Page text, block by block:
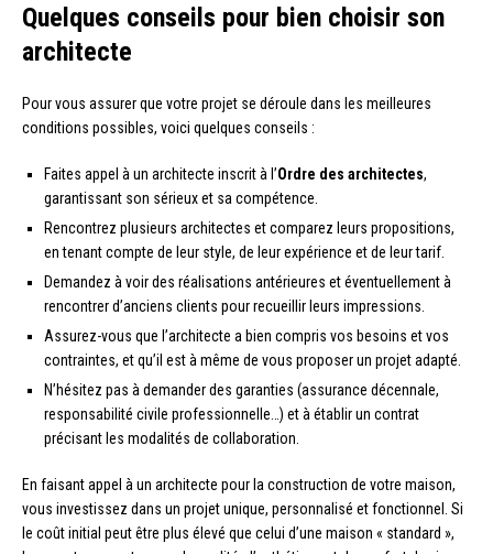
Quelques conseils pour bien choisir son
architecte
Pour vous assurer que votre projet se déroule dans les meilleures
conditions possibles, voici quelques conseils :
Faites appel à un architecte inscrit à l’Ordre des architectes,
garantissant son sérieux et sa compétence.
Rencontrez plusieurs architectes et comparez leurs propositions,
en tenant compte de leur style, de leur expérience et de leur tarif.
Demandez à voir des réalisations antérieures et éventuellement à
rencontrer d’anciens clients pour recueillir leurs impressions.
Assurez-vous que l’architecte a bien compris vos besoins et vos
contraintes, et qu’il est à même de vous proposer un projet adapté.
N’hésitez pas à demander des garanties (assurance décennale,
responsabilité civile professionnelle…) et à établir un contrat
précisant les modalités de collaboration.
En faisant appel à un architecte pour la construction de votre maison,
vous investissez dans un projet unique, personnalisé et fonctionnel. Si
le coût initial peut être plus élevé que celui d’une maison « standard »,